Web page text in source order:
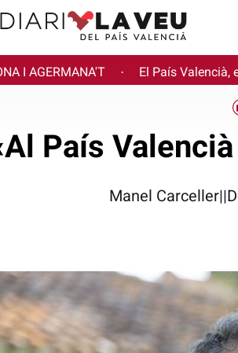
I AGERMANA'T · El País Valencià,
País
Manel